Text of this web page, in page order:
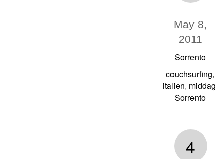
May 8,
2011
Sorrento
couchsurfing,
italien, middag
Sorrento
4